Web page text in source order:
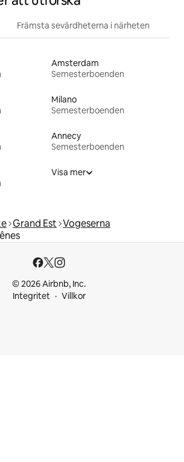
Främsta sevärdheterna i närheten
Amsterdam
Semesterboenden
Milano
Semesterboenden
Annecy
Semesterboenden
Visa mer
Grand Est Vogeserna
© 2026 Airbnb, Inc.
Integritet
Villkor